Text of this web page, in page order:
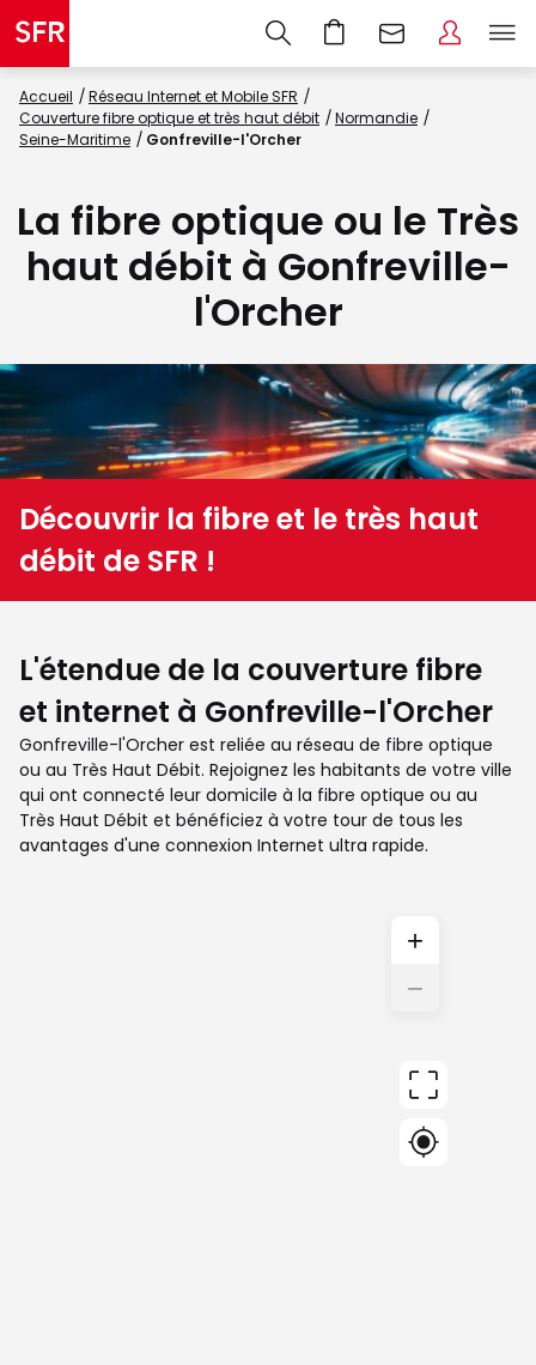
Accueil
Réseau Internet et Mobile SFR
Couverture fibre optique et très haut débit
Normandie
Seine-Maritime
Gonfreville-l'Orcher
La fibre optique ou le Très
haut débit à Gonfreville-
l'Orcher
Découvrir la fibre et le très haut
débit de SFR !
L'étendue de la couverture fibre
et internet à Gonfreville-l'Orcher
Gonfreville-l'Orcher est reliée au réseau de fibre optique
ou au Très Haut Débit. Rejoignez les habitants de votre ville
qui ont connecté leur domicile à la fibre optique ou au
Très Haut Débit et bénéficiez à votre tour de tous les
avantages d'une connexion Internet ultra rapide.
+
−